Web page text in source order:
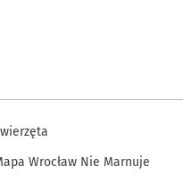
Wrocław Nie Marnuje